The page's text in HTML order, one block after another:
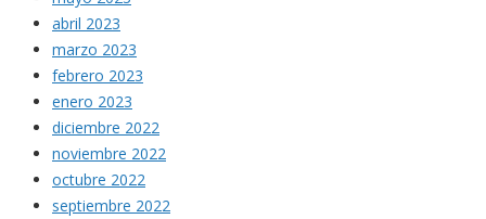
abril 2023
marzo 2023
febrero 2023
enero 2023
diciembre 2022
noviembre 2022
octubre 2022
septiembre 2022